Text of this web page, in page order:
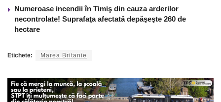
Numeroase incendii în Timiş din cauza arderilor
necontrolate! Suprafaţa afectată depăşeşte 260 de
hectare
Etichete: Marea Britanie